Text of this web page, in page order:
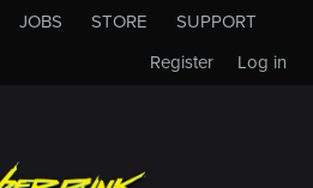
JOBS STORE
SUPPORT
Log in
Register